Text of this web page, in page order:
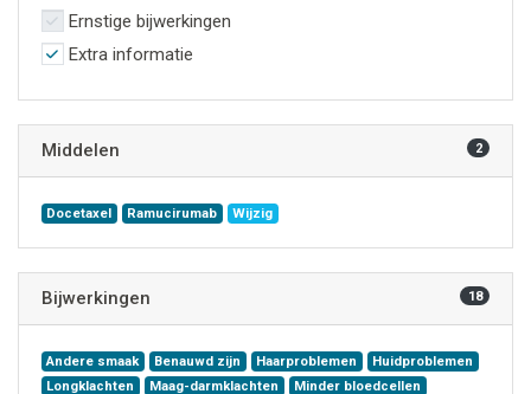
Ernstige bijwerkingen
Extra informatie
Middelen 2
Docetaxel Ramucirumab Wijzig
Bijwerkingen 18
Andere smaak Benauwd zijn Haarproblemen
Huidproblemen
Longklachten
Maag-darmklachten
Minder bloedcellen